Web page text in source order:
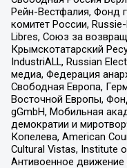
Рейн-Вестфалия, Фонд
комитет России,
Libres, Союз за
Крымскотатарский
IndustriALL, Russian
медиа, Федерация
Свободная Европа,
Восточной Европы,
gGmbH, Мобильная
демократии и
Копелева, American
Cultural Vistas, Institute
Антивоенное